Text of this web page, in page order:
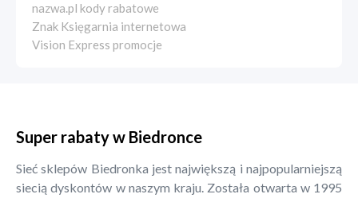
nazwa.pl kody rabatowe
Znak Księgarnia internetowa
Vision Express promocje
Super rabaty w Biedronce
Sieć sklepów Biedronka jest największą i najpopularniejszą
siecią dyskontów w naszym kraju. Została otwarta w 1995